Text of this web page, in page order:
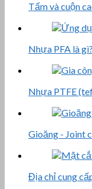
Tấm và cuộn
Nhựa PFA là
Nhựa PTFE
Gioăng - Joint
Địa chỉ cung